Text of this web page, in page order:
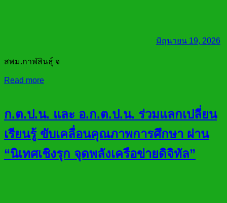
มิถุนายน 19, 2026
สพม.กาฬสินธุ์ จ
Read more
ก.ต.ป.น. และ อ.ก.ต.ป.น. ร่วมแลกเปลี่ยน
เรียนรู้ ขับเคลื่อนคุณภาพการศึกษา ผ่าน
“นิเทศเชิงรุก จุดพลังเครือข่ายดิจิทัล”